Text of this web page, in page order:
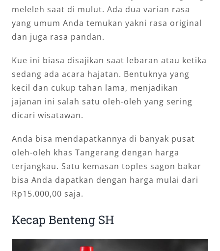
meleleh saat di mulut. Ada dua varian rasa
yang umum Anda temukan yakni rasa original
dan juga rasa pandan.
Kue ini biasa disajikan saat lebaran atau ketika
sedang ada acara hajatan. Bentuknya yang
kecil dan cukup tahan lama, menjadikan
jajanan ini salah satu oleh-oleh yang sering
dicari wisatawan.
Anda bisa mendapatkannya di banyak pusat
oleh-oleh khas Tangerang dengan harga
terjangkau. Satu kemasan toples sagon bakar
bisa Anda dapatkan dengan harga mulai dari
Rp15.000,00 saja.
Kecap Benteng SH